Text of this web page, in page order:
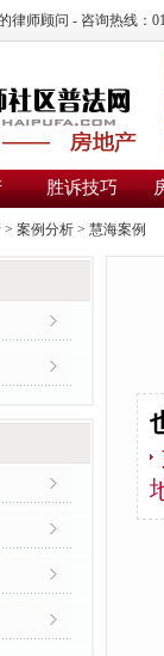
律师顾问 - 咨询热线：
胜诉技巧
> 案例分析 > 慧海案例